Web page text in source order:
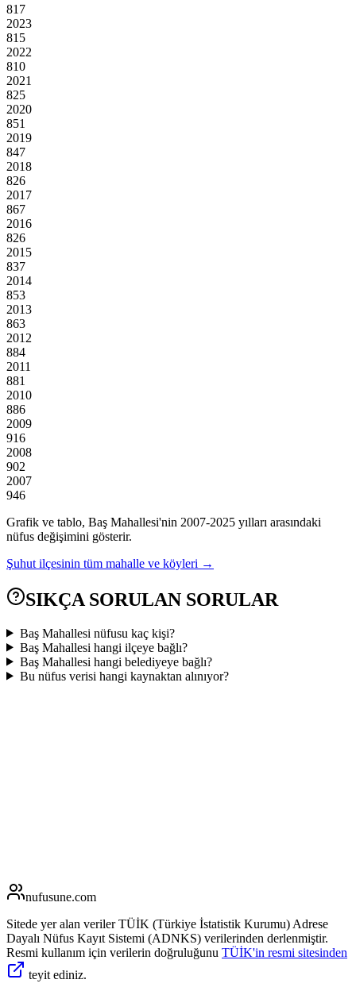
817
2023
815
2022
810
2021
825
2020
851
2019
847
2018
826
2017
867
2016
826
2015
837
2014
853
2013
863
2012
884
2011
881
2010
886
2009
916
2008
902
2007
946
Grafik ve tablo, Baş Mahallesi'nin 2007-2025 yılları arasındaki
nüfus değişimini gösterir.
Şuhut ilçesinin tüm mahalle ve köyleri →
SIKÇA SORULAN SORULAR
Baş Mahallesi nüfusu kaç kişi?
Baş Mahallesi hangi ilçeye bağlı?
Baş Mahallesi hangi belediyeye bağlı?
Bu nüfus verisi hangi kaynaktan alınıyor?
nufusune.com
Sitede yer alan veriler TÜİK (Türkiye İstatistik Kurumu) Adrese
Dayalı Nüfus Kayıt Sistemi (ADNKS) verilerinden derlenmiştir.
Resmi kullanım için verilerin doğruluğunu TÜİK'in resmi sitesinden
teyit ediniz.